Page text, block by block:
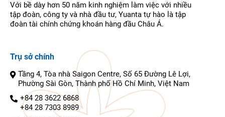
Với bề dày hơn 50 năm kinh nghiệm làm việc với nhiều
tập đoàn, công ty và nhà đầu tư, Yuanta tự hào là tập
đoàn tài chính chứng khoán hàng đầu Châu Á.
Trụ sở chính
Tầng 4, Tòa nhà Saigon Centre, Số 65 Đường Lê Lợi,
Phường Sài Gòn, Thành phố Hồ Chí Minh, Việt Nam
+84 28 3622 6868
+84 28 7303 8989